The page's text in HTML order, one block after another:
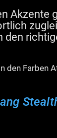
Akzente
den
den Farben